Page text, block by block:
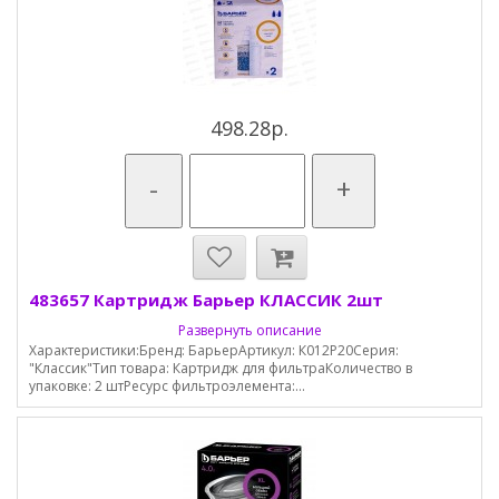
498.28р.
- +
483657 Картридж Барьер КЛАССИК 2шт
Развернуть описание
Характеристики:Бренд: БарьерАртикул: К012Р20Серия:
"Классик"Тип товара: Картридж для фильтраКоличество в
упаковке: 2 штРесурс фильтроэлемента:...